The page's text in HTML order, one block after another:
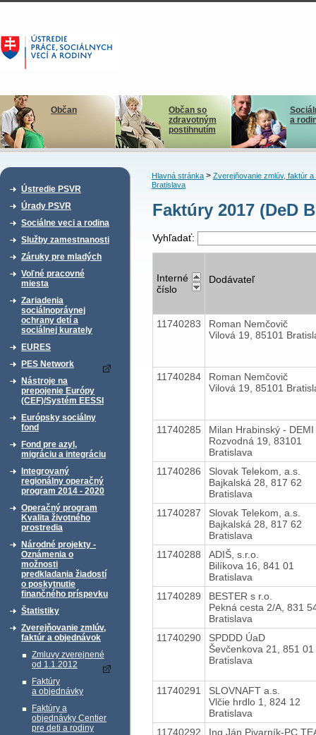
Občan
Občan so
zdravotným
postihnutím
a
Ústredie PSVR
Úrady PSVR
Sociálne veci a rodina
Služby zamestnanosti
Záruky pre mladých
Voľné pracovné
miesta
Zariadenia
sociálnoprávnej
ochrany detí a
sociálnej kurately
EURES
PES Network
Nástroje na
prepojenie Európy
(CEF)/Systém EESSI
Európsky sociálny
fond
Fond pre azyl,
migráciu a integráciu
Integrovaný
regionálny operačný
program 2014 - 2020
Operačný program
Kvalita životného
prostredia
Národné projekty -
Oznámenia o
možnosti
predkladania žiadostí
o poskytnutie
finančného príspevku
Štatistiky
Zverejňovanie zmlúv,
faktúr a objednávok
Zmluvy zverejnené
od 1.1.2012
Faktúry
a objednávky
Faktúry a
objednávky Centier
pre deti a rodiny
Hlavná stránka> Zverejňovanie zmlúv, faktúr a
Bratislava
Faktúry 2017 (DeD
Vyhľadať:
Interné
číslo
Dodávateľ
11740283
Roman Nemčovič
Vilová 19, 85101
11740284
Roman Nemčovič
Vilová 19, 85101
11740285
Milan Hrabinský - DEMI
Rozvodná 19, 83101
Bratislava
11740286
Slovak Telekom, a.s.
Bajkalská 28, 817 62
Bratislava
11740287
Slovak Telekom, a.s.
Bajkalská 28, 817 62
Bratislava
11740288
ADIŠ, s.r.o.
Bilíkova 16, 841 01
Bratislava
11740289
BESTER s r.o.
Pekná cesta 2/A, 831
Bratislava
11740290
SPDDD ÚaD
Ševčenkova 21, 851 01
Bratislava
11740291
SLOVNAFT a.s.
Vlčie hrdlo 1, 824 12
Bratislava
11740292
Ing.Ján Pivarník-PC